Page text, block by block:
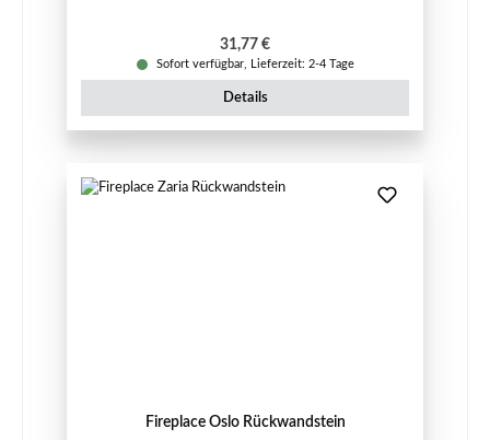
Regulärer Preis:
31,77 €
Sofort verfügbar, Lieferzeit: 2-4 Tage
Details
Fireplace Oslo Rückwandstein